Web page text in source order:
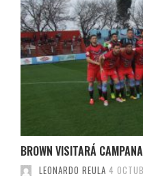
BROWN VISITARÁ
LEONARDO REULA 4